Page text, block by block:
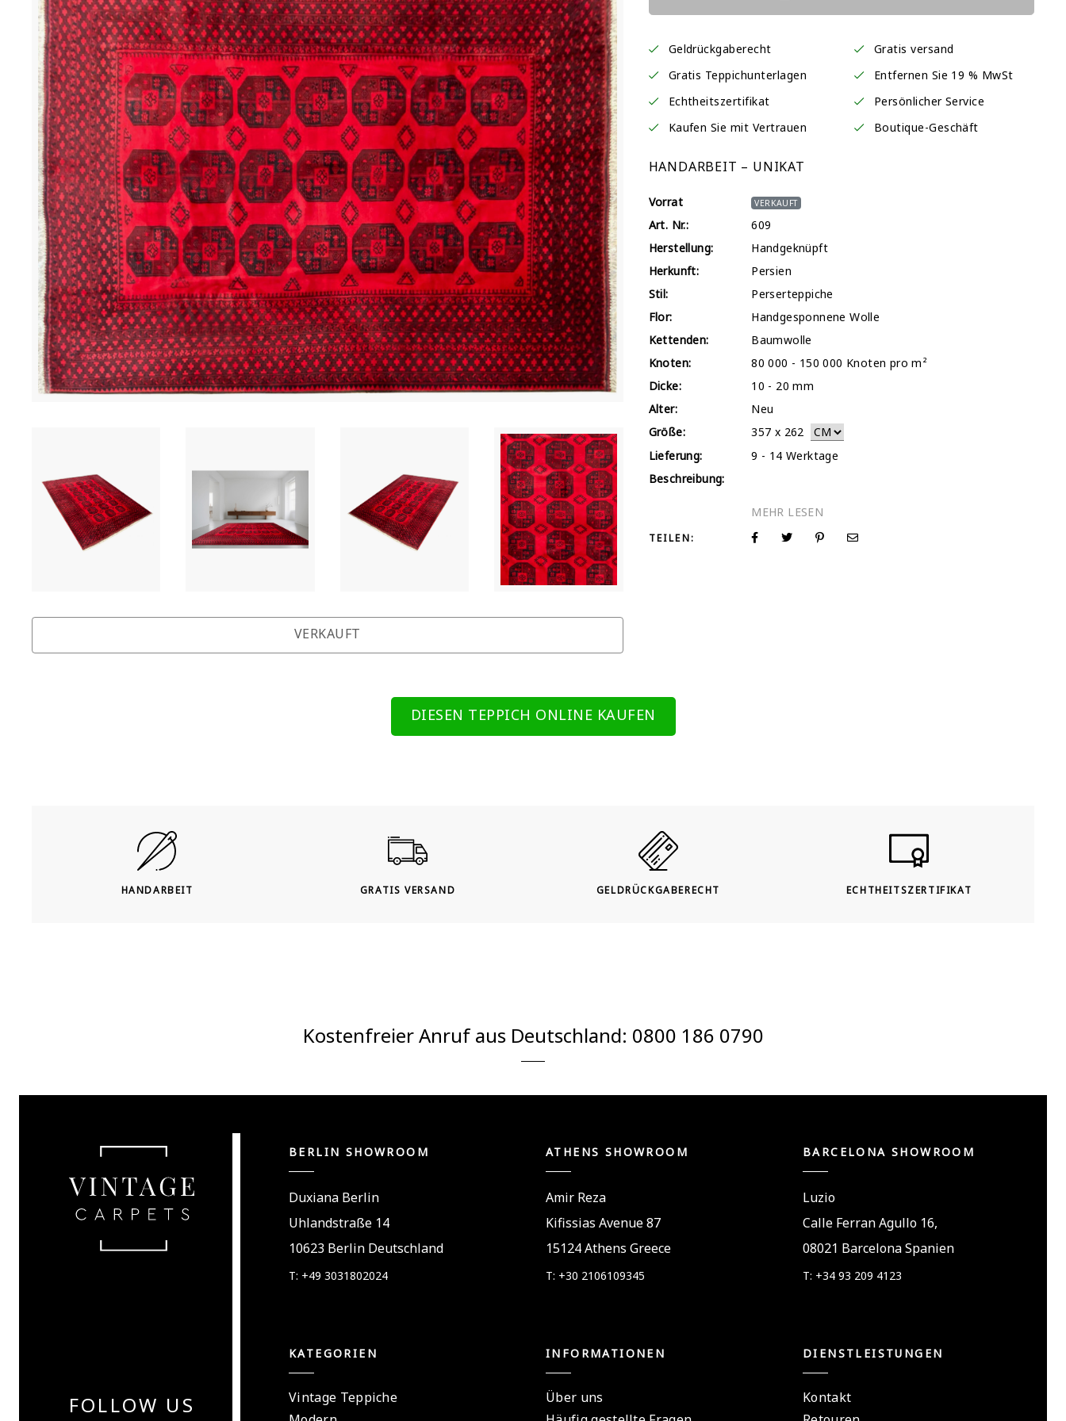
VERKAUFT
Geldrückgaberecht
Gratis versand
Gratis Teppichunterlagen
Entfernen Sie 19 % MwSt
Echtheitszertifikat
Persönlicher Service
Kaufen Sie mit Vertrauen
Boutique-Geschäft
HANDARBEIT – UNIKAT
Vorrat VERKAUFT
Art. Nr.:
609
Herstellung:
Handgeknüpft
Herkunft:
Persien
Stil:
Perserteppiche
Flor:
Handgesponnene Wolle
Kettenden:
Baumwolle
Knoten:
80 000 - 150 000 Knoten pro m²
Dicke:
10 - 20 mm
Alter:
Neu
Größe:
357 x 262
Lieferung:
9 - 14 Werktage
Beschreibung:
TEILEN:
DIESEN TEPPICH ONLINE KAUFEN
HANDARBEIT GRATIS VERSAND GELDRÜCKGABERECHT ECHTHEITSZERTIFIKAT
Kostenfreier Anruf aus Deutschland: 0800 186 0790
FOLLOW US
BERLIN SHOWROOM
Duxiana Berlin
Uhlandstraße 14
10623 Berlin Deutschland
T: +49 3031802024
ATHENS SHOWROOM
Amir Reza
Kifissias Avenue 87
15124 Athens Greece
T: +30 2106109345
BARCELONA SHOWROOM
Luzio
Calle Ferran Agullo 16,
08021 Barcelona Spanien
T: +34 93 209 4123
KATEGORIEN
Vintage Teppiche
INFORMATIONEN
Über uns
DIENSTLEISTUNGEN
Kontakt